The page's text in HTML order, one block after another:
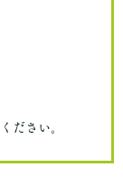
ださい。